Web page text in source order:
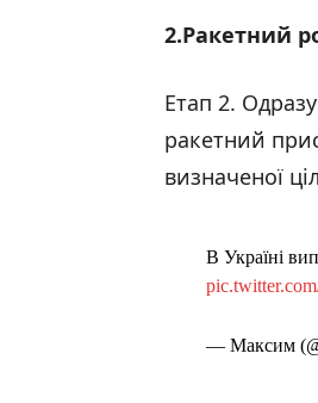
2.Ракетний
Етап 2.
ракетний
визначеної
В Україні
— Максим